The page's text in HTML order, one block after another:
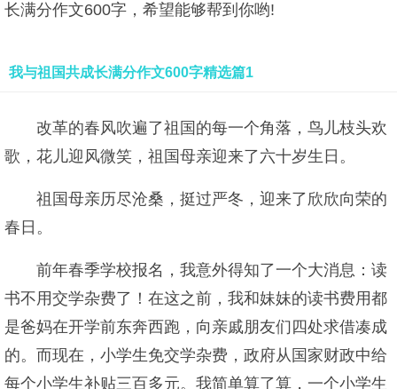
长满分作文600字，希望能够帮到你哟!
我与祖国共成长满分作文600字精选篇1
改革的春风吹遍了祖国的每一个角落，鸟儿枝头欢
歌，花儿迎风微笑，祖国母亲迎来了六十岁生日。
祖国母亲历尽沧桑，挺过严冬，迎来了欣欣向荣的
春日。
前年春季学校报名，我意外得知了一个大消息：读
书不用交学杂费了！在这之前，我和妹妹的读书费用都
是爸妈在开学前东奔西跑，向亲戚朋友们四处求借凑成
的。而现在，小学生免交学杂费，政府从国家财政中给
每个小学生补贴三百多元。我简单算了算，一个小学生